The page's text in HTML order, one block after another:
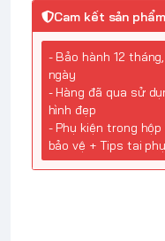
Cam kết sản phẩm
- Bảo hành 12
ngày
- Hàng đã qua sử
hình đẹp
- Phụ kiện trong hộp
bảo vệ + Tips tai phụ